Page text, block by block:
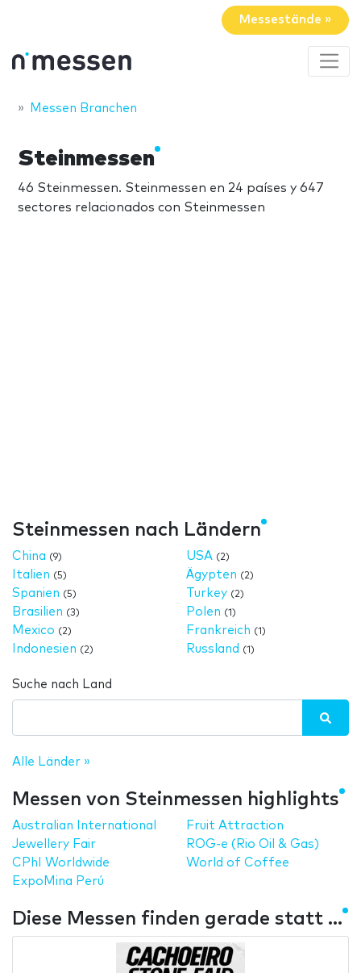
Messestände »
Messen Branchen
Steinmessen
46 Steinmessen. Steinmessen en 24 países y 647
sectores relacionados con Steinmessen
Steinmessen nach Ländern
China (9)
Italien (5)
Spanien (5)
Brasilien (3)
Mexico (2)
Indonesien (2)
USA (2)
Ägypten (2)
Turkey (2)
Polen (1)
Frankreich (1)
Russland (1)
Suche nach Land
Alle Länder »
Messen von Steinmessen highlights
Australian International
Jewellery Fair
CPhI Worldwide
ExpoMina Perú
Fruit Attraction
ROG-e (Rio Oil & Gas)
World of Coffee
Diese Messen finden gerade statt ...